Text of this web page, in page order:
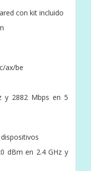
con kit incluido
ax/be
y 2882 Mbps en 5
dBm en 2.4 GHz y